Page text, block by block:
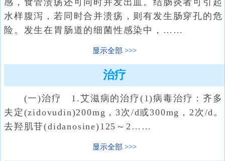
感，食管溃疡还可同时并发出血。结肠炎者可引起
水样腹泻，若同时合并溃疡，则有发生肠穿孔的危
险。发生在胃肠道的细菌性感染中，……
显示全部
治疗
(一)治疗 1.艾滋病的治疗(1)病毒治疗：齐多
夫定(zidovudin)200mg，3次/d或300mg，2次/d。
去羟肌苷(didanosine)125～2……
显示全部